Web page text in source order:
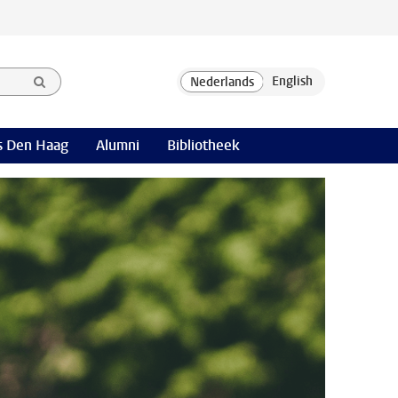
Den Haag Alumni Bibliotheek